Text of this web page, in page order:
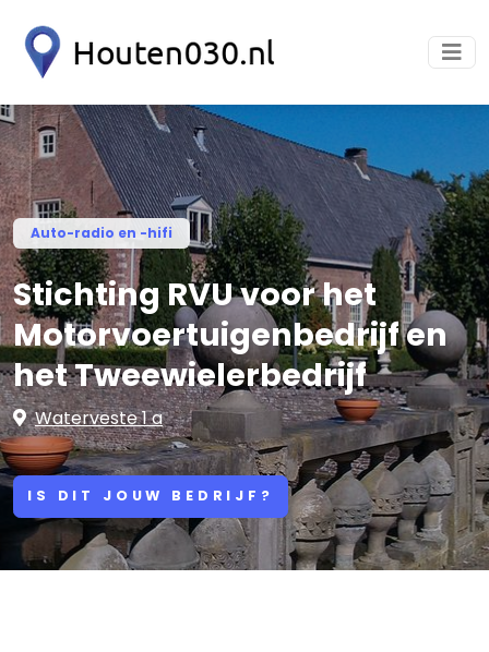
Auto-radio en -hifi
Stichting RVU voor het
Motorvoertuigenbedrijf en
het Tweewielerbedrijf
Waterveste 1 a
IS DIT JOUW BEDRIJF?